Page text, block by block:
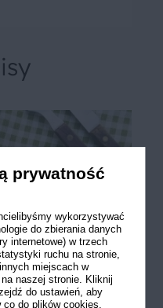
prywatność
wykorzystywać
do zbierania danych
internetowe) w trzech
ruchu na stronie,
miejscach w
naszej stronie. Kliknij
do ustawień, aby
co do plików cookies.